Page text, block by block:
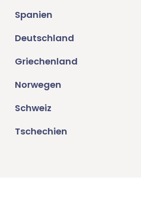
Spanien
Deutschland
Griechenland
Norwegen
Schweiz
Tschechien